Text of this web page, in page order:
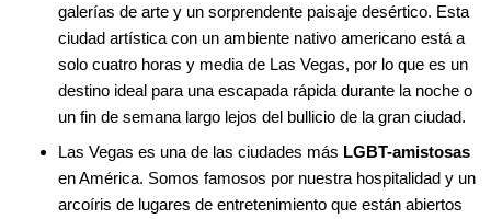
galerías de arte y un sorprendente paisaje desértico. Esta
ciudad artística con un ambiente nativo americano está a
solo cuatro horas y media de Las Vegas, por lo que es un
destino ideal para una escapada rápida durante la noche o
un fin de semana largo lejos del bullicio de la gran ciudad.
Las Vegas es una de las ciudades más LGBT-amistosas
en América. Somos famosos por nuestra hospitalidad y un
arcoíris de lugares de entretenimiento que están abiertos